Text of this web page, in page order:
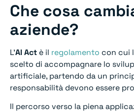
Che cosa
aziende?
L’AI Act è il regolamento con cui
scelto di accompagnare lo
artificiale, partendo da un
responsabilità devono essere
Il percorso verso la piena